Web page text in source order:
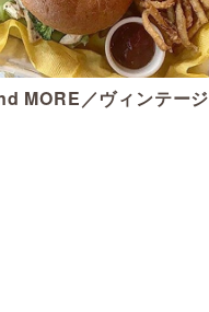
MORE／ヴィンテー